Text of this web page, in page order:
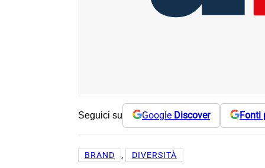
Seguici su Google Discover Fonti
BRAND , DIVERSITÀ